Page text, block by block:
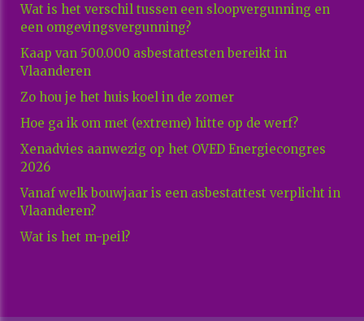
Wat is het verschil tussen een sloopvergunning en
een omgevingsvergunning?
Kaap van 500.000 asbestattesten bereikt in
Vlaanderen
Zo hou je het huis koel in de zomer
Hoe ga ik om met (extreme) hitte op de werf?
Xenadvies aanwezig op het OVED Energiecongres
2026
Vanaf welk bouwjaar is een asbestattest verplicht in
Vlaanderen?
Wat is het m-peil?